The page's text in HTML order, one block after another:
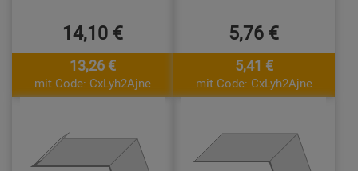
14,10 €
13,26 €
mit Code: CxLyh2Ajne
5,76 €
5,41 €
mit Code: CxLyh2Ajne